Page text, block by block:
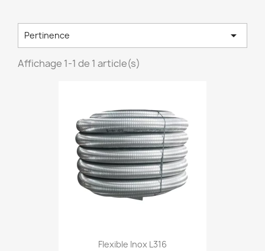
Pertinence 
Affichage 1-1 de 1 article(s)
Flexible Inox L316